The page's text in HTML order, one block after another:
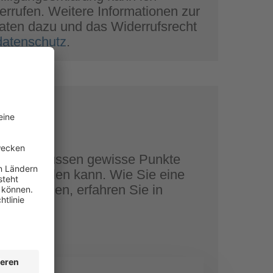
Weitere Informationen zur
dazu und das Widerrufsrecht
.
müssen gewisse Punkte
abheilen kann. Wie Sie eine
können, erfahren Sie in